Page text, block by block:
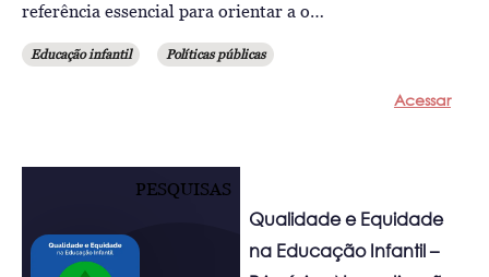
referência essencial para orientar a o…
Educação infantil Políticas públicas
Acessar
PESQUISAS
Qualidade e Equidade
na Educação Infantil –